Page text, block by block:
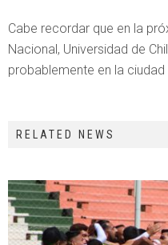
Cabe recordar que en la
Nacional, Universidad de
probablemente en la ciudad
RELATED NEWS